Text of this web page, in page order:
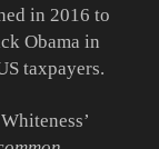
in 2016 to
Obama in
taxpayers.